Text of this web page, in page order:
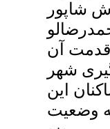
تلاش شاپور
قدمت آن
شهر
این
وضعیت